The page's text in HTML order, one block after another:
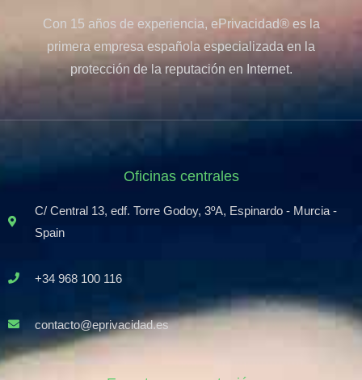
Con 15 años de experiencia, ePrivacidad® es la
primera empresa española especializada en la
protección de la reputación en Internet.
Oficinas centrales
C/ Central 13, edf. Torre Godoy, 3ºA, Espinardo - Murcia -
Spain
+34 968 100 116
contacto@eprivacidad.es